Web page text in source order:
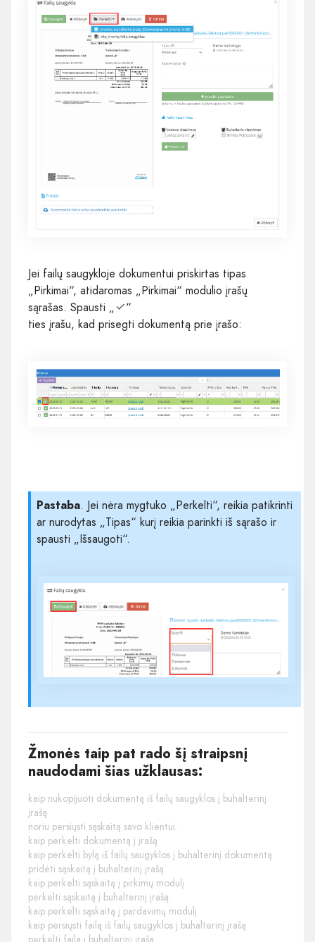
Jei failų saugykloje dokumentui priskirtas tipas
„Pirkimai“, atidaromas „Pirkimai“ modulio įrašų
sąrašas. Spausti „
“
ties įrašu, kad prisegti dokumentą prie įrašo:
Pastaba. Jei nėra mygtuko „Perkelti“, reikia patikrinti
ar nurodytas „Tipas“ kurį reikia parinkti iš sąrašo ir
spausti „Išsaugoti“.
Žmonės taip pat rado šį straipsnį
naudodami šias užklausas:
kaip nukopijuoti dokumentą iš failų saugyklos į buhalterinį
įrašą
noriu persiųsti sąskaitą savo klientui.
kaip perkelti dokumentą į įrašą
kaip perkelti bylą iš failų saugyklos į buhalterinį dokumentą
pridėti sąskaitą į buhalterinį įrašą.
kaip perkelti sąskaitą į pirkimų modulį
perkelti sąskaitą į buhalterinį įrašą.
kaip perkelti sąskaitą į pardavimų modulį
kaip persiųsti failą iš failų saugyklos į buhalterinį įrašą
perkelti failą į buhalterinį įrašą.